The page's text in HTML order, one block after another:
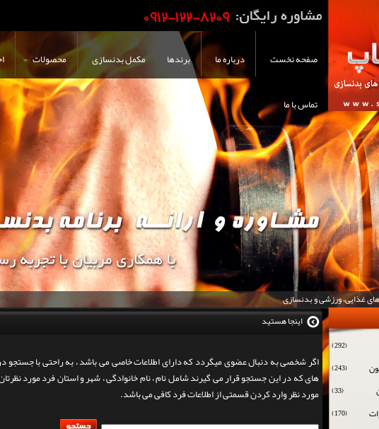
صفحه نخست درباره ما برندها مکمل بدنسازی محصولات
تماس با ما
غذایی، ورزشی و بدنسازی
اینجا هستید
اگر شخصی به دنبال عضوی میگردد که دارای اطلاعات خاصی می باشد ، به راحتی با جستجو
های که در این جستجو قرار می گیرند شامل نام ، نام خانوادگی ، شهر و استان فرد مورد
مورد نظر وارد کردن قسمتی از اطلاعات فرد کافی می باشد.
(292)
(243)
(33)
(170)